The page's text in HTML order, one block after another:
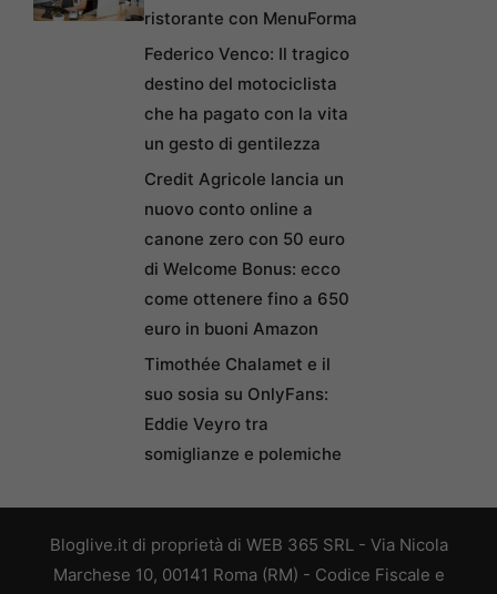
ristorante con MenuForma
Federico Venco: Il tragico
destino del motociclista
che ha pagato con la vita
un gesto di gentilezza
Credit Agricole lancia un
nuovo conto online a
canone zero con 50 euro
di Welcome Bonus: ecco
come ottenere fino a 650
euro in buoni Amazon
Timothée Chalamet e il
suo sosia su OnlyFans:
Eddie Veyro tra
somiglianze e polemiche
Bloglive.it di proprietà di WEB 365 SRL - Via Nicola
Marchese 10, 00141 Roma (RM) - Codice Fiscale e